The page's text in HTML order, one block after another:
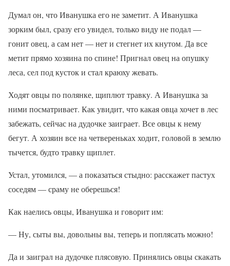
Думал он, что Иванушка его не заметит. А Иванушка
зорким был, сразу его увидел, только виду не подал —
гонит овец, а сам нет — нет и стегнет их кнутом. Да все
метит прямо хозяина по спине! Пригнал овец на опушку
леса, сел под кусток и стал краюху жевать.
Ходят овцы по полянке, щиплют травку. А Иванушка за
ними посматривает. Как увидит, что какая овца хочет в лес
забежать, сейчас на дудочке заиграет. Все овцы к нему
бегут. А хозяин все на четвереньках ходит, головой в землю
тычется, будто травку щиплет.
Устал, утомился, — а показаться стыдно: расскажет пастух
соседям — сраму не оберешься!
Как наелись овцы, Иванушка и говорит им:
— Ну, сыты вы, довольны вы, теперь и поплясать можно!
Да и заиграл на дудочке плясовую. Принялись овцы скакать